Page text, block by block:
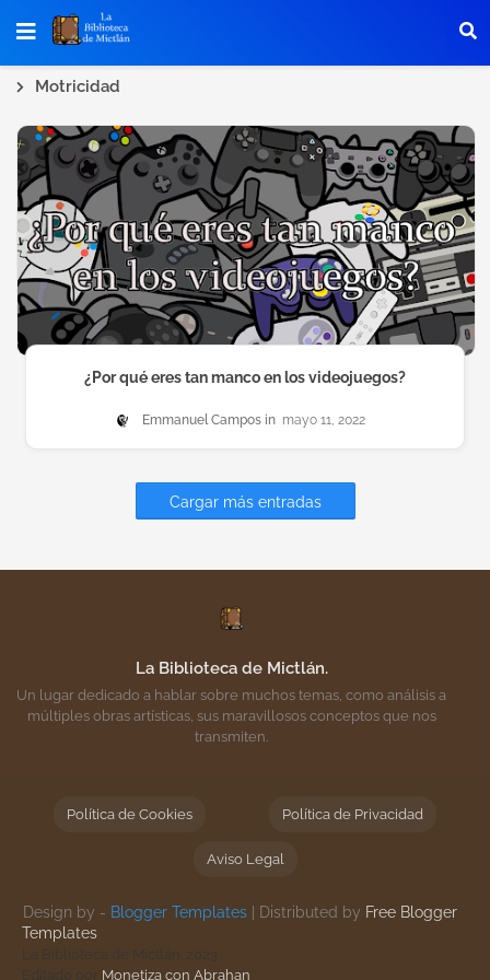
Motricidad
¿Por qué eres tan manco en los videojuegos?
Emmanuel Campos mayo 11, 2022
Cargar más entradas
La Biblioteca de Mictlán.
Un lugar dedicado a hablar sobre muchos temas, como análisis a
múltiples obras artísticas, sus maravillosos conceptos que nos
transmiten.
Design by - Blogger Templates | Distributed by Free Blogger
Templates
La Biblioteca de Mictlán. 2023
Editado por Monetiza con Abrahan
Política de Cookies Política de Privacidad
Aviso Legal